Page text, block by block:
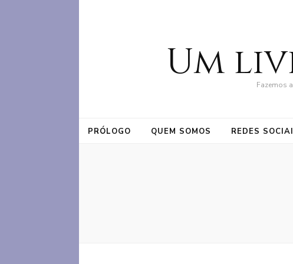
Um Fazemos
PRÓLOGO QUEM SOMOS REDES